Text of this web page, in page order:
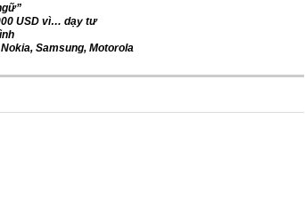
USD vì… dạy tư
Samsung, Motorola